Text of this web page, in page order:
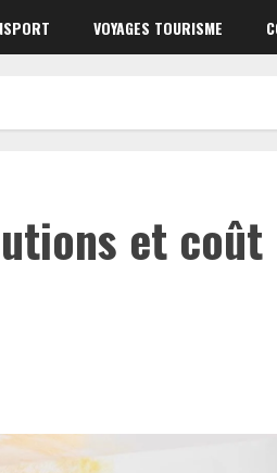
VOYAGES TOURISME
et coût